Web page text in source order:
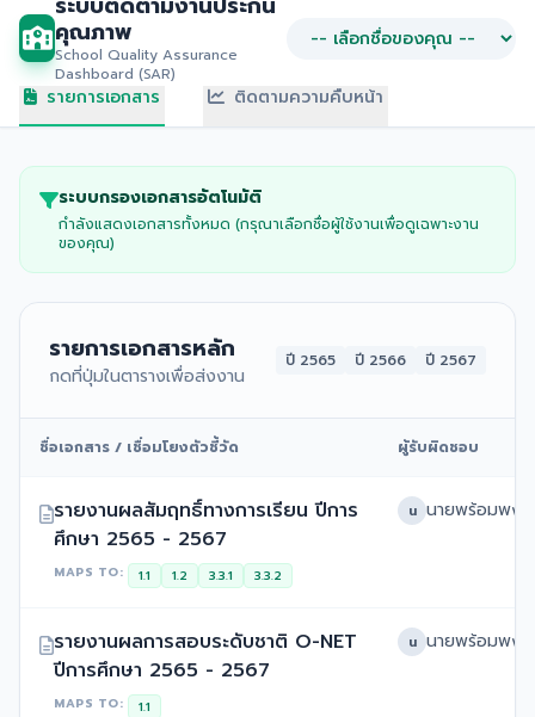
คุณภาพ
School Quality Assurance
Dashboard (SAR)
รายการเอกสาร ติดตามความคืบหน้า
ระบบกรองเอกสารอัตโนมัติ
กำลังแสดงเอกสารทั้งหมด (กรุณาเลือกชื่อผู้ใช้งานเพื่อดูเฉพาะงาน
ของคุณ)
รายการเอกสารหลัก
กดที่ปุ่มในตารางเพื่อส่งงาน
ปี 2565 ปี 2566 ปี 2567
ชื่อเอกสาร / เชื่อมโยงตัวชี้วัด ผู้รับผิดชอบ
รายงานผลสัมฤทธิ์ทางการเรียน ปีการ
ศึกษา 2565 - 2567
MAPS TO: 1.1 1.2 3.3.1 3.3.2
น
รายงานผลการสอบระดับชาติ O-NET
ปีการศึกษา 2565 - 2567
MAPS TO: 1.1
น